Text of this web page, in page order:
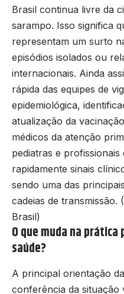
Brasil continua livre da
sarampo. Isso significa
representam um surto
episódios isolados ou
internacionais. Ainda
rápida das equipes de
epidemiológica,
atualização da
médicos da atenção
pediatras e
rapidamente sinais
sendo uma das
cadeias de transmissão. (
Brasil)
O que muda na
saúde?
A principal orientação
conferência da situação